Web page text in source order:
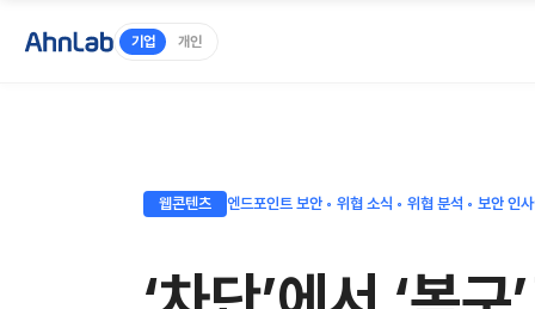
기업 개인
웹콘텐츠 엔드포인트 보안 ◦ 위협 소식 ◦ 위협 분석 ◦ 보안 인